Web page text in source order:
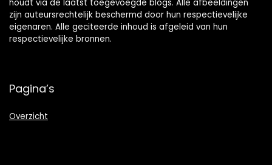
houdt via de laatst toegevoegde blogs. Alle afbeeldingen
zijn auteursrechtelijk beschermd door hun respectievelijke
eigenaren. Alle geciteerde inhoud is afgeleid van hun
respectievelijke bronnen.
Pagina’s
Overzicht